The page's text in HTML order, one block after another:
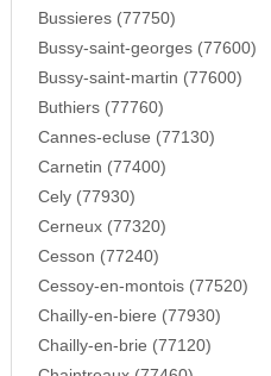
Bussieres (77750)
Bussy-saint-georges (77600)
Bussy-saint-martin (77600)
Buthiers (77760)
Cannes-ecluse (77130)
Carnetin (77400)
Cely (77930)
Cerneux (77320)
Cesson (77240)
Cessoy-en-montois (77520)
Chailly-en-biere (77930)
Chailly-en-brie (77120)